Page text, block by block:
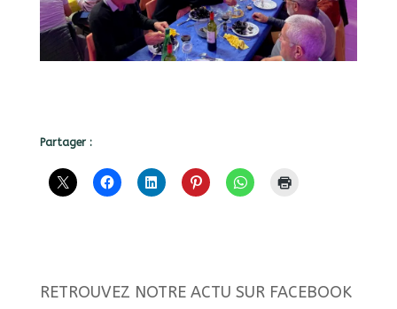
Partager :
RETROUVEZ NOTRE ACTU SUR FACEBOOK